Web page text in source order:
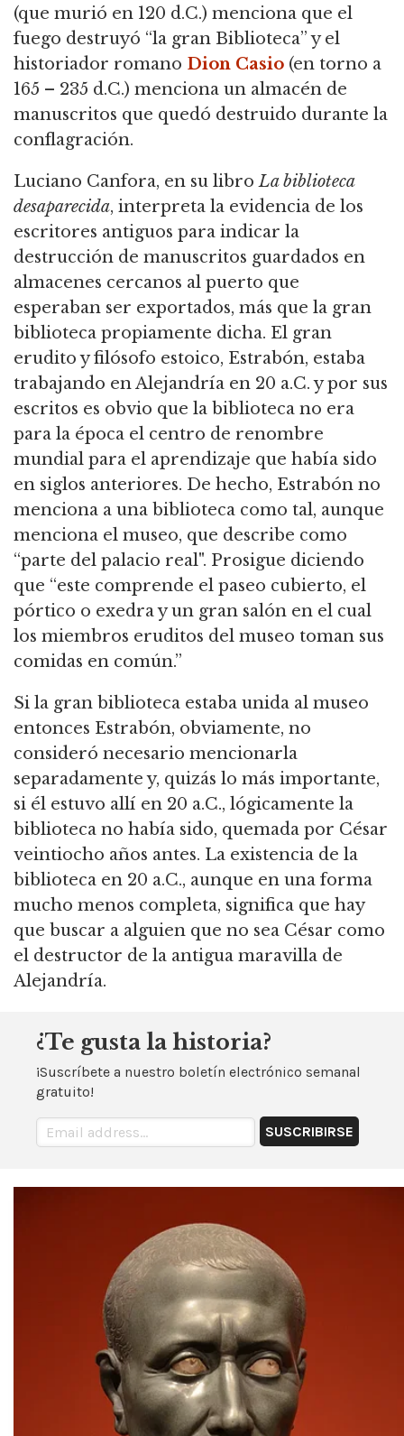
(que murió en 120 d.C.) menciona que el
fuego destruyó “la gran Biblioteca” y el
historiador romano Dion Casio (en torno a
165 – 235 d.C.) menciona un almacén de
manuscritos que quedó destruido durante la
conflagración.
Luciano Canfora, en su libroLa biblioteca
desaparecida, interpreta la evidencia de los
escritores antiguos para indicar la
destrucción de manuscritos guardados en
almacenes cercanos al puerto que
esperaban ser exportados, más que la gran
biblioteca propiamente dicha. El gran
erudito y filósofo estoico, Estrabón, estaba
trabajando en Alejandría en 20 a.C. y por sus
escritos es obvio que la biblioteca no era
para la época el centro de renombre
mundial para el aprendizaje que había sido
en siglos anteriores. De hecho, Estrabón no
menciona a una biblioteca como tal, aunque
menciona el museo, que describe como
“parte del palacio real". Prosigue diciendo
que “este comprende el paseo cubierto, el
pórtico o exedra y un gran salón en el cual
los miembros eruditos del museo toman sus
comidas en común.”
Si la gran biblioteca estaba unida al museo
entonces Estrabón, obviamente, no
consideró necesario mencionarla
separadamente y, quizás lo más importante,
si él estuvo allí en 20 a.C., lógicamente la
biblioteca no había sido, quemada por César
veintiocho años antes. La existencia de la
biblioteca en 20 a.C., aunque en una forma
mucho menos completa, significa que hay
que buscar a alguien que no sea César como
el destructor de la antigua maravilla de
Alejandría.
¿Te gusta la historia?
¡Suscríbete a nuestro boletín electrónico semanal
gratuito!